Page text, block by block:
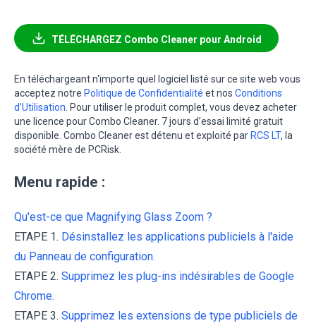
TÉLÉCHARGEZ Combo Cleaner pour Android
En téléchargeant n'importe quel logiciel listé sur ce site web vous
acceptez notre Politique de Confidentialité et nos Conditions
d’Utilisation. Pour utiliser le produit complet, vous devez acheter
une licence pour Combo Cleaner. 7 jours d’essai limité gratuit
disponible. Combo Cleaner est détenu et exploité par RCS LT, la
société mère de PCRisk.
Menu rapide :
Qu'est-ce que Magnifying Glass Zoom ?
ETAPE 1. Désinstallez les applications publiciels à l'aide
du Panneau de configuration.
ETAPE 2. Supprimez les plug-ins indésirables de Google
Chrome.
ETAPE 3. Supprimez les extensions de type publiciels de